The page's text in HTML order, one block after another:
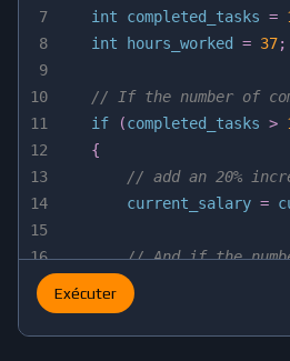
7
8
9
10
11
12
13
14
15
16
17
18
19
int completed_tasks =
int hours_worked = 37;
// If the number of
if
(completed_tasks >
{
// add an 20%
        current_salary
=
// And if the
if
{
// add an
Exécuter